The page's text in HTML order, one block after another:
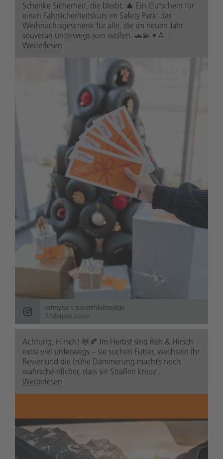
Schenke Sicherheit, die bleibt. 🎄 Ein Gutschein für
einen Fahrsicherheitskurs im Safety Park: das
Weihnachtsgeschenk für alle, die im neuen Jahr
souverän unterwegs sein wollen. 🚗💫 • A ...
Weiterlesen
safetypark.suedtirolaltoadige
7 Monate zuvor
Achtung, Hirsch! 🦌🍂 Im Herbst sind Reh & Hirsch
extra viel unterwegs – sie suchen Futter, wechseln ihr
Revier und die frühe Dämmerung macht’s noch
wahrscheinlicher, dass sie Straßen kreuz...
Weiterlesen